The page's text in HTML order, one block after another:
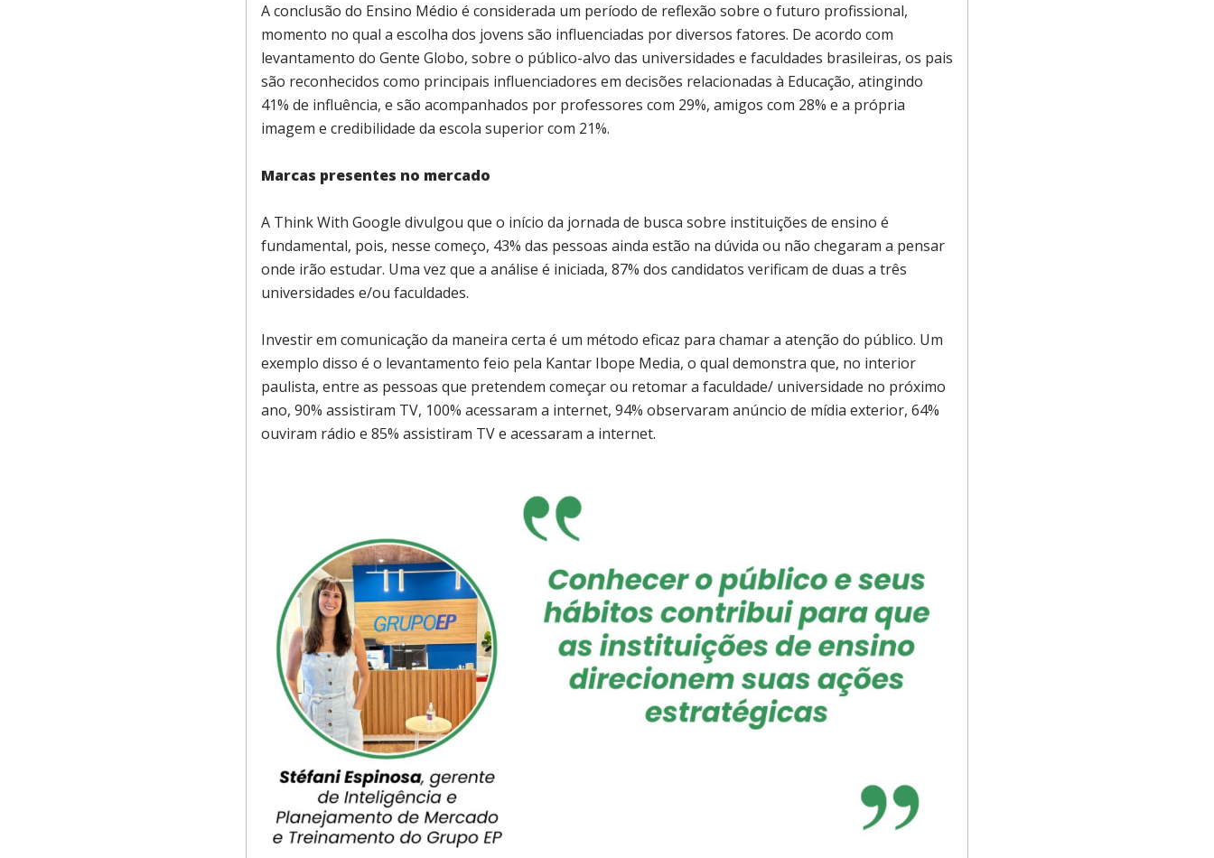
A conclusão do Ensino Médio é considerada um período de reflexão sobre o futuro profissional,
momento no qual a escolha dos jovens são influenciadas por diversos fatores. De acordo com
levantamento do Gente Globo, sobre o público-alvo das universidades e faculdades brasileiras, os pais
são reconhecidos como principais influenciadores em decisões relacionadas à Educação, atingindo
41% de influência, e são acompanhados por professores com 29%, amigos com 28% e a própria
imagem e credibilidade da escola superior com 21%.
Marcas presentes no mercado
A Think With Google divulgou que o início da jornada de busca sobre instituições de ensino é
fundamental, pois, nesse começo, 43% das pessoas ainda estão na dúvida ou não chegaram a pensar
onde irão estudar. Uma vez que a análise é iniciada, 87% dos candidatos verificam de duas a três
universidades e/ou faculdades.
Investir em comunicação da maneira certa é um método eficaz para chamar a atenção do público. Um
exemplo disso é o levantamento feio pela Kantar Ibope Media, o qual demonstra que, no interior
paulista, entre as pessoas que pretendem começar ou retomar a faculdade/ universidade no próximo
ano, 90% assistiram TV, 100% acessaram a internet, 94% observaram anúncio de mídia exterior, 64%
ouviram rádio e 85% assistiram TV e acessaram a internet.